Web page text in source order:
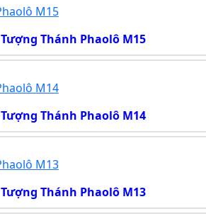
Tượng Thánh Phaolô M15
Tượng Thánh Phaolô M14
Tượng Thánh Phaolô M13